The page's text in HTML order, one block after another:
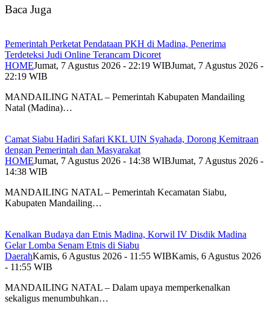
Baca Juga
Pemerintah Perketat Pendataan PKH di Madina, Penerima
Terdeteksi Judi Online Terancam Dicoret
HOMEJumat, 7 Agustus 2026 - 22:19 WIBJumat, 7 Agustus 2026 -
22:19 WIB
MANDAILING NATAL – Pemerintah Kabupaten Mandailing
Natal (Madina)…
Camat Siabu Hadiri Safari KKL UIN Syahada, Dorong Kemitraan
dengan Pemerintah dan Masyarakat
HOMEJumat, 7 Agustus 2026 - 14:38 WIBJumat, 7 Agustus 2026 -
14:38 WIB
MANDAILING NATAL – Pemerintah Kecamatan Siabu,
Kabupaten Mandailing…
Kenalkan Budaya dan Etnis Madina, Korwil IV Disdik Madina
Gelar Lomba Senam Etnis di Siabu
DaerahKamis, 6 Agustus 2026 - 11:55 WIBKamis, 6 Agustus 2026
- 11:55 WIB
MANDAILING NATAL – Dalam upaya memperkenalkan
sekaligus menumbuhkan…